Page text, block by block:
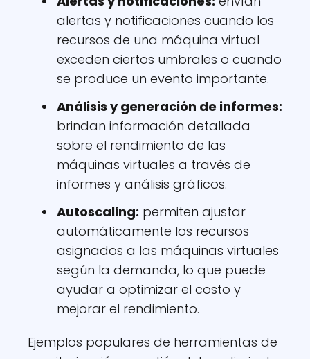
alertas y notificaciones cuando los
recursos de una máquina virtual
exceden ciertos umbrales o cuando
se produce un evento importante.
Análisis y generación de informes:
brindan información detallada
sobre el rendimiento de las
máquinas virtuales a través de
informes y análisis gráficos.
Autoscaling: permiten ajustar
automáticamente los recursos
asignados a las máquinas virtuales
según la demanda, lo que puede
ayudar a optimizar el costo y
mejorar el rendimiento.
Ejemplos populares de herramientas de